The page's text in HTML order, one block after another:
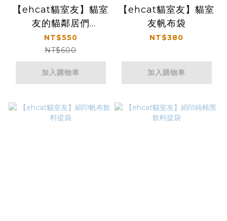
【ehcat貓室友】貓室
友的貓鄰居們
ZINE+圖鑑布旗 優惠
組合
NT$550
NT$600
加入購物車
【ehcat貓室友】貓室
友帆布袋
NT$380
加入購物車